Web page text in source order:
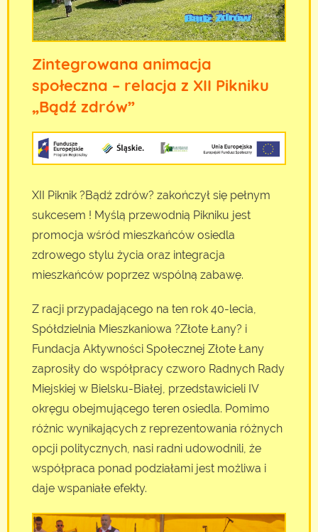
Zintegrowana animacja
społeczna – relacja z XII Pikniku
„Bądź zdrów”
XII Piknik ?Bądź zdrów? zakończył się pełnym
sukcesem ! Myślą przewodnią Pikniku jest
promocja wśród mieszkańców osiedla
zdrowego stylu życia oraz integracja
mieszkańców poprzez wspólną zabawę.
Z racji przypadającego na ten rok 40-lecia,
Spółdzielnia Mieszkaniowa ?Złote Łany? i
Fundacja Aktywności Społecznej Złote Łany
zaprosiły do współpracy czworo Radnych Rady
Miejskiej w Bielsku-Białej, przedstawicieli IV
okręgu obejmującego teren osiedla. Pomimo
różnic wynikających z reprezentowania różnych
opcji politycznych, nasi radni udowodnili, że
współpraca ponad podziałami jest możliwa i
daje wspaniałe efekty.